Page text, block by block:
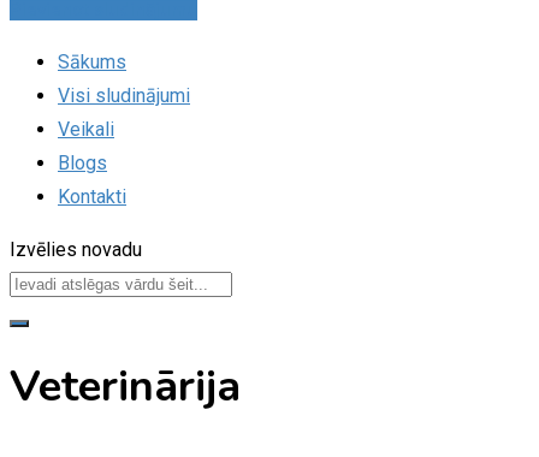
Sākums
Visi sludinājumi
Veikali
Blogs
Kontakti
Izvēlies novadu
Veterinārija